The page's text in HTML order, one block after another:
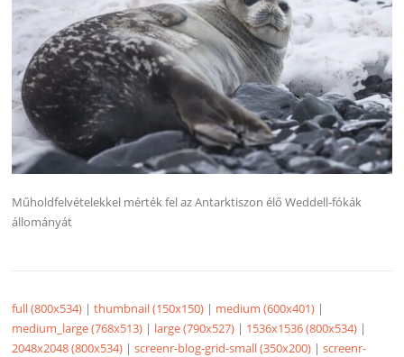
Műholdfelvételekkel mérték fel az Antarktiszon élő Weddell-fókák
állományát
full (800x534) |thumbnail (150x150) | medium (600x401) |
medium_large (768x513) | large (790x527) | 1536x1536 (800x534) |
2048x2048 (800x534) |screenr-blog-grid-small (350x200) |screenr-